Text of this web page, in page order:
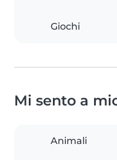
Giochi
Mi sento a
Animali